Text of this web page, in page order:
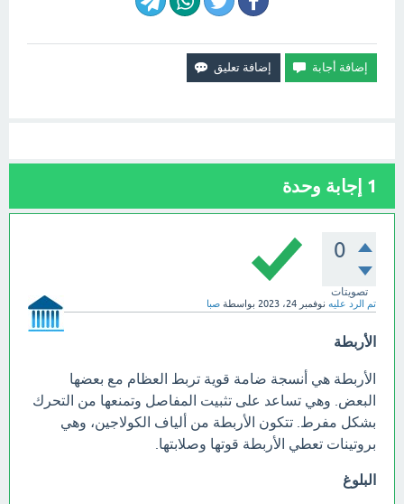
1 إجابة وحدة
0
تصويتات
تم الرد عليه نوفمبر 24، 2023 بواسطة صبا
الأربطة
الأربطة هي أنسجة ضامة قوية تربط العظام مع بعضها
البعض. وهي تساعد على تثبيت المفاصل وتمنعها من التحرك
بشكل مفرط. تتكون الأربطة من ألياف الكولاجين، وهي
بروتينات تعطي الأربطة قوتها وصلابتها.
البلوغ